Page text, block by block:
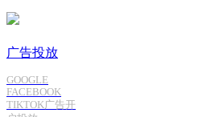
广告投放
GOOGLE
FACEBOOK
TIKTOK广告开